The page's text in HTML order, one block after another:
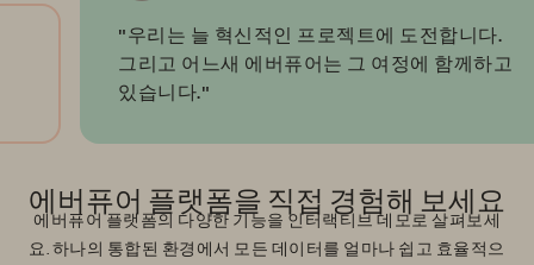
"우리는 늘 혁신적인 프로젝트에 도전합니다.
그리고 어느새 에버퓨어는 그 여정에 함께하고
있습니다."
에버퓨어 플랫폼을 직접 경험해 보세요
에버퓨어 플랫폼의 다양한 기능을 인터랙티브 데모로 살펴보세
요. 하나의 통합된 환경에서 모든 데이터를 얼마나 쉽고 효율적으